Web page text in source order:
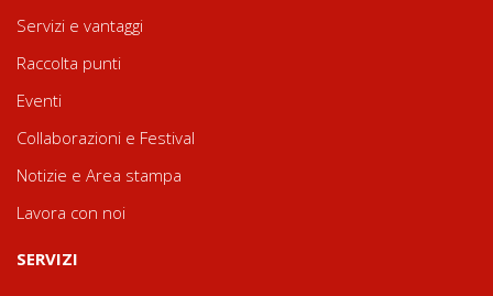
Servizi e vantaggi
Raccolta punti
Eventi
Collaborazioni e Festival
Notizie e Area stampa
Lavora con noi
SERVIZI